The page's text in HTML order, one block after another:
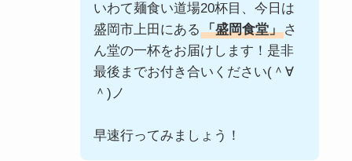
いわて麺食い道場20杯目、今日は
盛岡市上田にある 「盛岡食堂」さ
ん堂の一杯をお届けします！是非
最後までお付き合いください(＾∀
＾)ノ
早速行ってみましょう！